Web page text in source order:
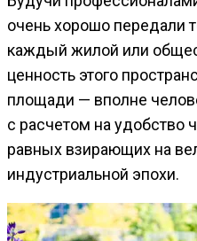
очень хорошо передали
каждый жилой или
ценность этого
площади — вполне
с расчетом на удобство
равных взирающих на
индустриальной эпохи.